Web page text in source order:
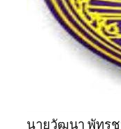
นายวัฒนา พัทร